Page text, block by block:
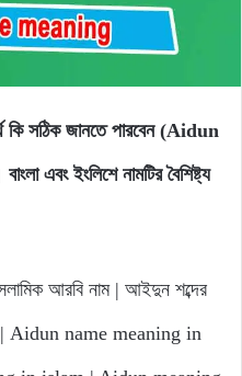
কি সঠিক জানতে পারবেন (Aidun
এবং ইংলিশে নামটির বৈশিষ্ট্য
আরবি নাম | আইদুন শব্দের
| Aidun name meaning in